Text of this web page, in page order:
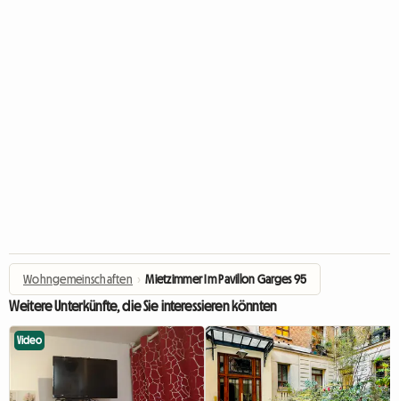
Wohngemeinschaften › Mietzimmer Im Pavillon Garges 95
Weitere Unterkünfte, die Sie interessieren könnten
Video